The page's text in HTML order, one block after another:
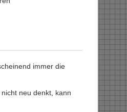
immer die
neu denkt, kann